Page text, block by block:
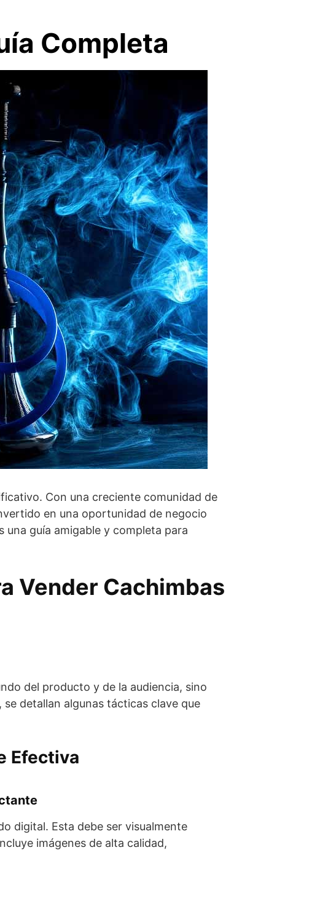
Completa
Con una creciente comunidad de
en una oportunidad de negocio
guía amigable y completa para
Vender Cachimbas
del producto y de la audiencia, sino
detallan algunas tácticas clave que
Efectiva
digital. Esta debe ser visualmente
imágenes de alta calidad,